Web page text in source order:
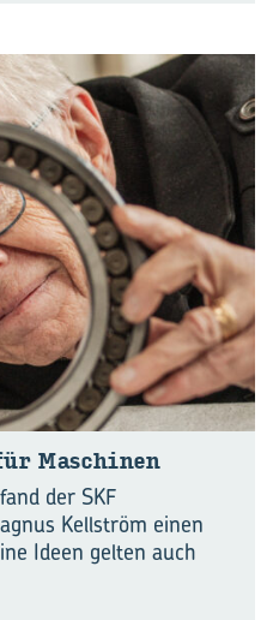
Ma­schi­nen
der SKF
Kellström einen
Ideen gelten auch